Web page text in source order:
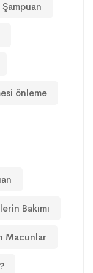
önleme
Bakımı
Macunlar